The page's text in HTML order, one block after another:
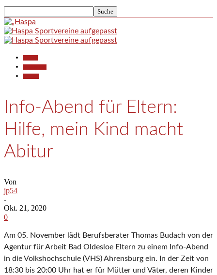
Info-Abend für Eltern:
Hilfe, mein Kind macht
Abitur
Von
jp54
-
Okt. 21, 2020
0
Am 05. November lädt Berufsberater Thomas Budach von der
Agentur für Arbeit Bad Oldesloe Eltern zu einem Info-Abend
in die Volkshochschule (VHS) Ahrensburg ein. In der Zeit von
18:30 bis 20:00 Uhr hat er für Mütter und Väter, deren Kinder